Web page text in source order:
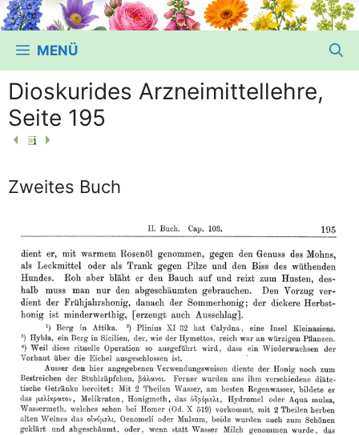
MENÜ
Dioskurides Arzneimittellehre,
Seite 195
Zweites Buch